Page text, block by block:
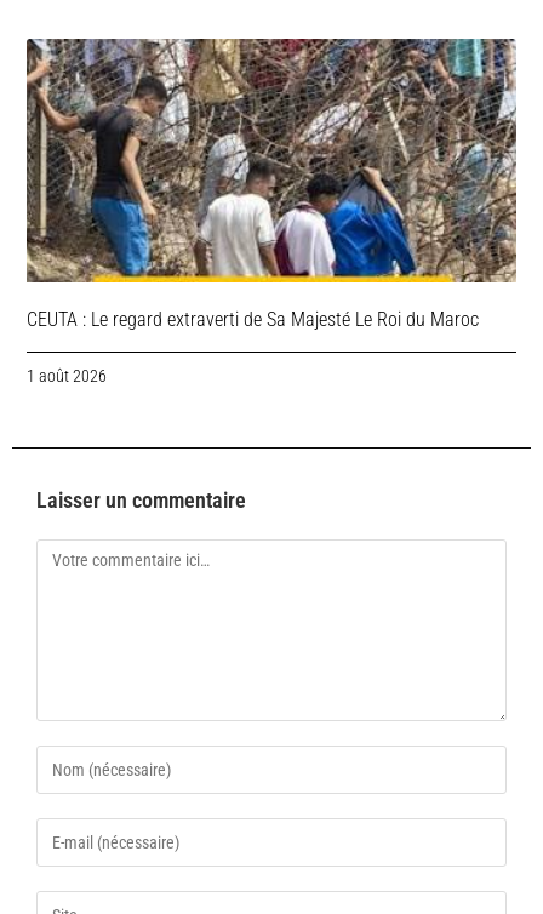
CEUTA : Le regard extraverti de Sa Majesté Le Roi du Maroc
1 août 2026
Laisser un commentaire